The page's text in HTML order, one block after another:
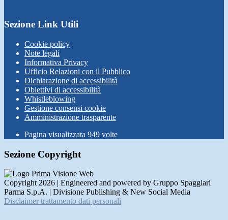
Sezione Link Utili
Cookie policy
Note legali
Informativa Privacy
Ufficio Relazioni con il Pubblico
Dichiarazione di accessibilità
Obiettivi di accessibilità
Whistleblowing
Gestione consensi cookie
Amministrazione trasparente
Pagina visualizzata 949 volte
Sezione Copyright
Copyright 2026 | Engineered and powered by Gruppo Spaggiari
Parma S.p.A. | Divisione Publishing & New Social Media
Disclaimer trattamento dati personali